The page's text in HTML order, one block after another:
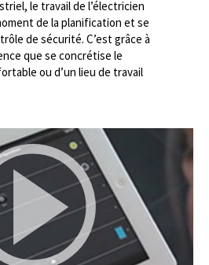
le travail de l’électricien
de la planification et se
de sécurité. C’est grâce à
que se concrétise le
ou d’un lieu de travail